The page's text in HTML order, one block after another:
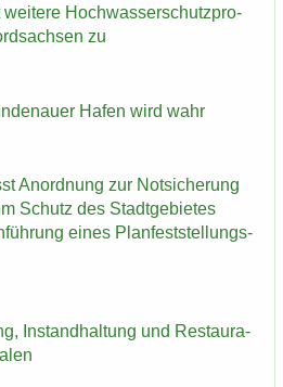
wei­te­re Hoch­was­ser­schutz­pro­
zu
Hafen wird wahr
An­ord­nung zur Not­si­che­rung
Schutz des Stadt­ge­bie­tes
eines Plan­fest­stel­lungs­
In­stand­hal­tung und Re­stau­ra­